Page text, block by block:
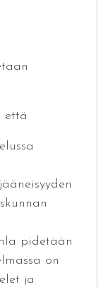
että
pidetään
on
ja